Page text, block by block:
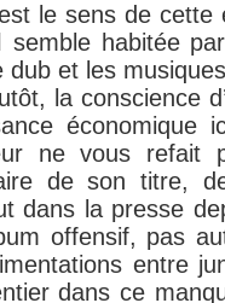
le sens de cette
semble habitée
dub et les
la conscience
ne vous refait
de son titre,
dans la presse
offensif, pas
entre
dans ce